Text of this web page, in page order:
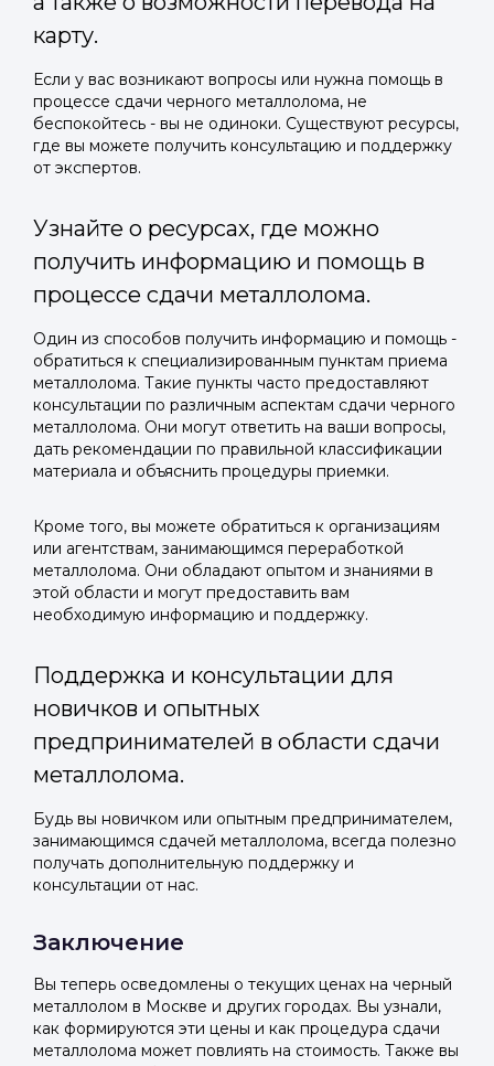
карту.
Если у вас возникают вопросы или нужна помощь в
процессе сдачи черного металлолома, не
беспокойтесь - вы не одиноки. Существуют ресурсы,
где вы можете получить консультацию и поддержку
от экспертов.
Узнайте о ресурсах, где можно
получить информацию и помощь в
процессе сдачи металлолома.
Один из способов получить информацию и помощь -
обратиться к специализированным пунктам приема
металлолома. Такие пункты часто предоставляют
консультации по различным аспектам сдачи черного
металлолома. Они могут ответить на ваши вопросы,
дать рекомендации по правильной классификации
материала и объяснить процедуры приемки.
Кроме того, вы можете обратиться к организациям
или агентствам, занимающимся переработкой
металлолома. Они обладают опытом и знаниями в
этой области и могут предоставить вам
необходимую информацию и поддержку.
Поддержка и консультации для
новичков и опытных
предпринимателей в области сдачи
металлолома.
Будь вы новичком или опытным предпринимателем,
занимающимся сдачей металлолома, всегда полезно
получать дополнительную поддержку и
консультации от нас.
Заключение
Вы теперь осведомлены о текущих ценах на черный
металлолом в Москве и других городах. Вы узнали,
как формируются эти цены и как процедура сдачи
металлолома может повлиять на стоимость. Также вы